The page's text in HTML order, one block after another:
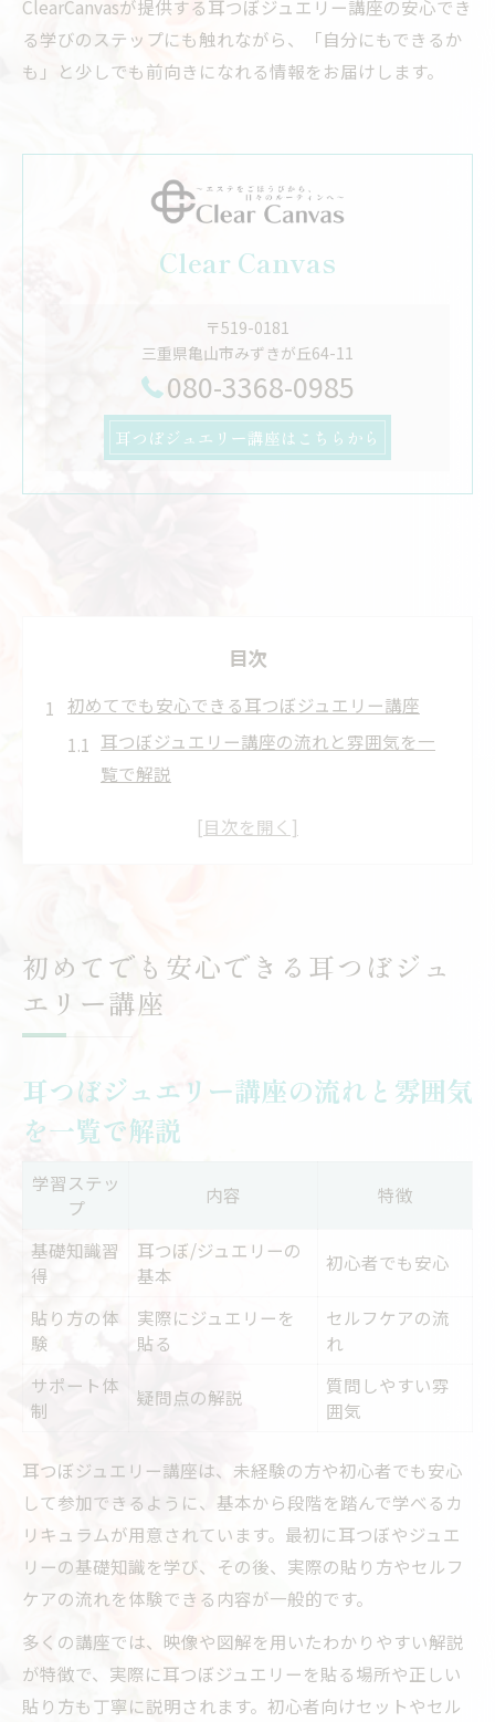
ClearCanvasが提供する耳つぼジュエリー講座の安心でき
る学びのステップにも触れながら、「自分にもできるか
も」と少しでも前向きになれる情報をお届けします。
Clear Canvas
〒519-0181
三重県亀山市みずきが丘64-11
080-3368-0985
耳つぼジュエリー講座はこちらから
目次
初めてでも安心できる耳つぼジュエリー講座
耳つぼジュエリー講座の流れと雰囲気を一
覧で解説
耳つぼジュエリーで感じる最初の壁とその
乗り越え方
い
耳つぼジュエリー初心者の主な不安点まと
自分にできる？と感じる理由を丁寧に整理
場面
耳つぼジュエリー講座で安心できるサポー
自分にできる？耳つぼジュエリーは難しいのか
比較表で紹介
初心者がつまずきやすい動作や注意点まと
め
自分にできるか不安な方へのアドバイス
耳つぼジュエリーを始める前に知っておき
たい基礎
未経験から挑戦しやすい耳つぼジュエリー
の特徴
初めてでも安心できる耳つぼジュ
エリー講座
耳つぼジュエリー講座の流れと雰囲気
を一覧で解説
学習ステッ
プ
内容 特徴
基礎知識習
得
耳つぼ/ジュエリーの
基本
初心者でも安心
貼り方の体
験
実際にジュエリーを
貼る
セルフケアの流
れ
サポート体
制
疑問点の解説
質問しやすい雰
囲気
耳つぼジュエリー講座は、未経験の方や初心者でも安心
して参加できるように、基本から段階を踏んで学べるカ
リキュラムが用意されています。最初に耳つぼやジュエ
リーの基礎知識を学び、その後、実際の貼り方やセルフ
ケアの流れを体験できる内容が一般的です。
多くの講座では、映像や図解を用いたわかりやすい解説
が特徴で、実際に耳つぼジュエリーを貼る場所や正しい
貼り方も丁寧に説明されます。初心者向けセットやセル